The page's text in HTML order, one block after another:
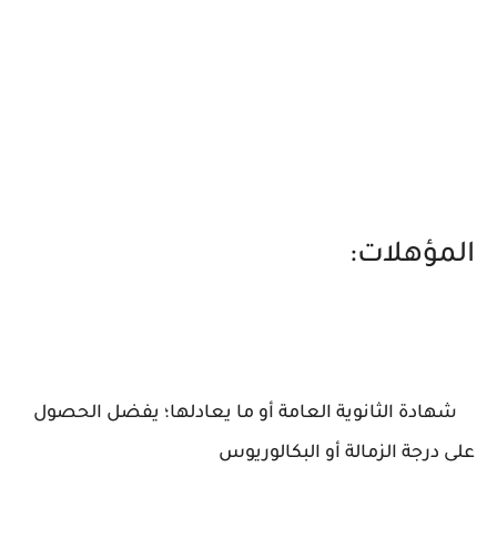
المؤهلات:
شهادة الثانوية العامة أو ما يعادلها؛ يفضل الحصول
على درجة الزمالة أو البكالوريوس